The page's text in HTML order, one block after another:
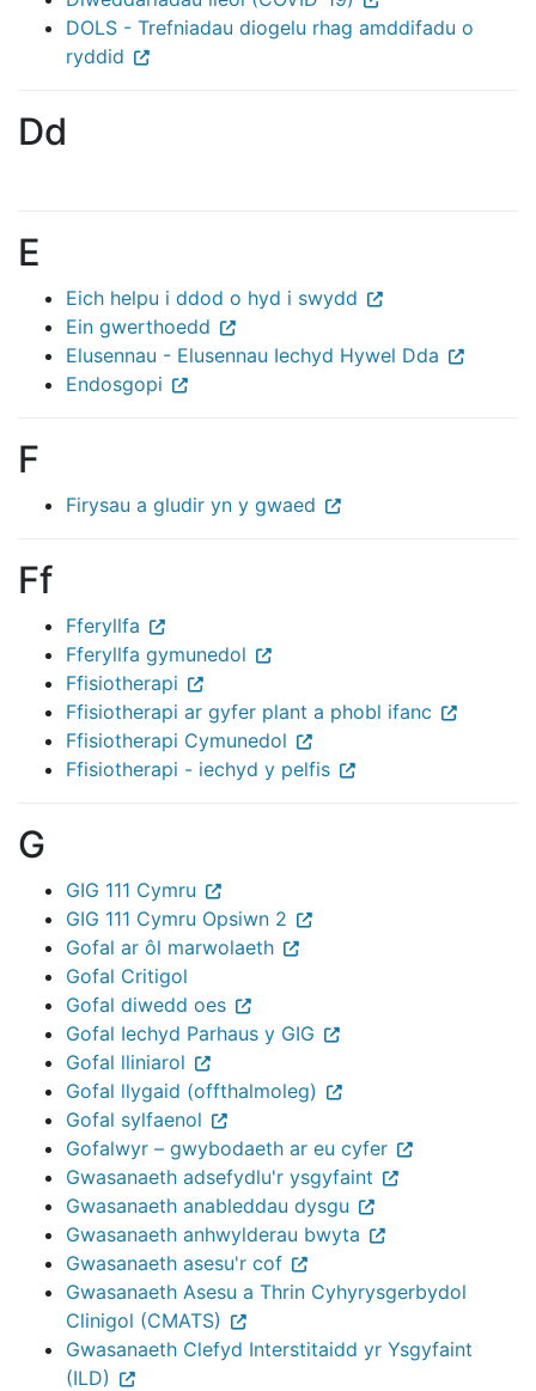
DOLS - Trefniadau diogelu rhag amddifadu o
ryddid
Dd
E
Eich helpu i ddod o hyd i swydd
Ein gwerthoedd
Elusennau - Elusennau Iechyd Hywel Dda
Endosgopi
F
Firysau a gludir yn y gwaed
Ff
Fferyllfa
Fferyllfa gymunedol
Ffisiotherapi
Ffisiotherapi ar gyfer plant a phobl ifanc
Ffisiotherapi Cymunedol
Ffisiotherapi - iechyd y pelfis
G
GIG 111 Cymru
GIG 111 Cymru Opsiwn 2
Gofal ar ôl marwolaeth
Gofal Critigol
Gofal diwedd oes
Gofal Iechyd Parhaus y GIG
Gofal lliniarol
Gofal llygaid (offthalmoleg)
Gofal sylfaenol
Gofalwyr – gwybodaeth ar eu cyfer
Gwasanaeth adsefydlu'r ysgyfaint
Gwasanaeth anableddau dysgu
Gwasanaeth anhwylderau bwyta
Gwasanaeth asesu'r cof
Gwasanaeth Asesu a Thrin Cyhyrysgerbydol
Clinigol (CMATS)
Gwasanaeth Clefyd Interstitaidd yr Ysgyfaint
(ILD)